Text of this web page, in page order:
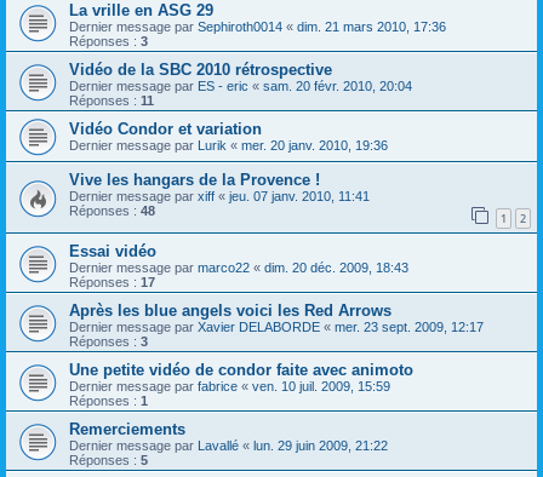
La vrille en ASG 29
Dernier message par Sephiroth0014 « dim. 21 mars 2010, 17:36
Réponses : 3
Vidéo de la SBC 2010 rétrospective
Dernier message par ES - eric « sam. 20 févr. 2010, 20:04
Réponses : 11
Vidéo Condor et variation
Dernier message par Lurik « mer. 20 janv. 2010, 19:36
Vive les hangars de la Provence !
Dernier message par xiff « jeu. 07 janv. 2010, 11:41
Réponses : 48 1 2
Essai vidéo
Dernier message par marco22 « dim. 20 déc. 2009, 18:43
Réponses : 17
Après les blue angels voici les Red Arrows
Dernier message par Xavier DELABORDE « mer. 23 sept. 2009, 12:17
Réponses : 3
Une petite vidéo de condor faite avec animoto
Dernier message par fabrice « ven. 10 juil. 2009, 15:59
Réponses : 1
Remerciements
Dernier message par Lavallé « lun. 29 juin 2009, 21:22
Réponses : 5